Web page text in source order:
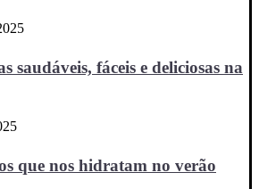
saudáveis, fáceis e deliciosas na
que nos hidratam no verão